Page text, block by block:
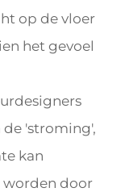
op de vloer
het gevoel
'stroming',
kan
worden door